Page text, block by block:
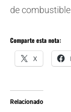
de
Comparte esta nota:
X
Relacionado